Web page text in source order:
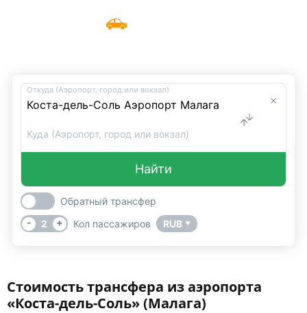
Такси из аэропорта «Коста-дель-
Соль» (Малага)
Откуда (Аэропорт, город или вокзал)
Куда (Аэропорт, город или вокзал)
Найти
Обратный трансфер
-
2 + Кол пассажиров RUB ▼
Стоимость трансфера из аэропорта
«Коста-дель-Соль» (Малага)